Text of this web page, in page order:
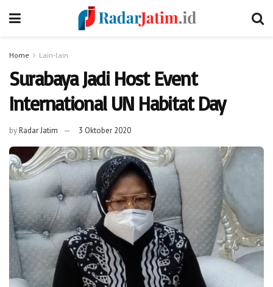
Home Lain-lain
Surabaya Jadi Host Event
International UN Habitat Day
byRadar Jatim 3 Oktober 2020